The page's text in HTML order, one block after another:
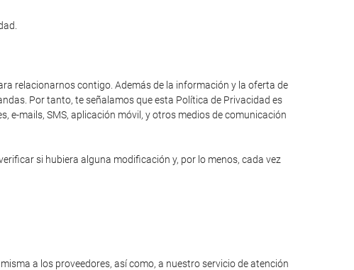
relacionarnos contigo. Además de la información y la oferta de
Por tanto, te señalamos que esta Política de Privacidad es
e-mails, SMS, aplicación móvil, y otros medios de comunicación
si hubiera alguna modificación y, por lo menos, cada vez
a los proveedores, así como, a nuestro servicio de atención